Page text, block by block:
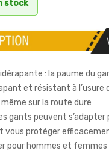
stock
: la paume du
et résistant à l’usure
sur la route dure
gants peuvent
vous protéger
pour hommes et